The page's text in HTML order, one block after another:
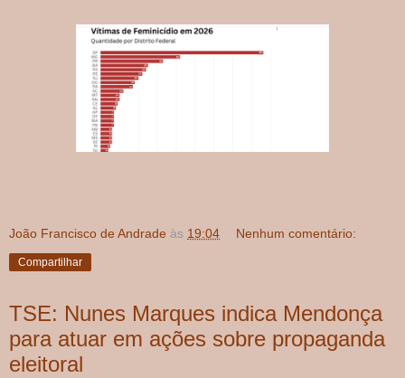
João Francisco de Andrade às 19:04 Nenhum comentário:
Compartilhar
TSE: Nunes Marques indica Mendonça
para atuar em ações sobre propaganda
eleitoral